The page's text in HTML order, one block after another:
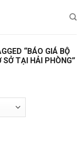
“BÁO GIÁ BỘ
SỞ TẠI HẢI PHÒNG”